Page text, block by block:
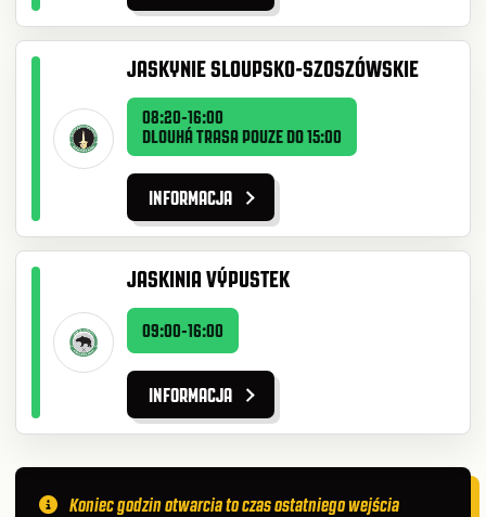
JASKYNIE SLOUPSKO-SZOSZÓWSKIE
08:20-16:00
DLOUHÁ TRASA POUZE DO 15:00
INFORMACJA
JASKINIA VÝPUSTEK
09:00-16:00
INFORMACJA
Koniec godzin otwarcia to czas ostatniego wejścia